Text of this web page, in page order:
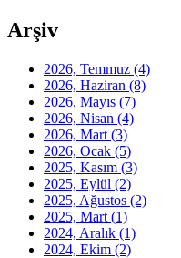
Arşiv
2026, Temmuz (4)
2026, Haziran (8)
2026, Mayıs (7)
2026, Nisan (4)
2026, Mart (3)
2026, Ocak (5)
2025, Kasım (3)
2025, Eylül (2)
2025, Ağustos (2)
2025, Mart (1)
2024, Aralık (1)
2024, Ekim (2)